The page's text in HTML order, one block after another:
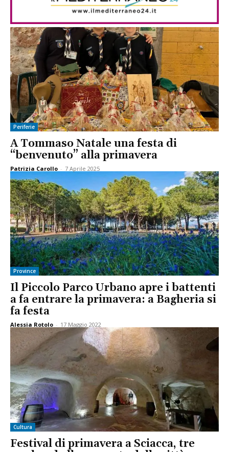
Periferie
A Tommaso Natale una festa di
“benvenuto” alla primavera
Patrizia Carollo - 7 Aprile 2025
Province
Il Piccolo Parco Urbano apre i battenti
a fa entrare la primavera: a Bagheria si
fa festa
Alessia Rotolo - 17 Maggio 2022
Cultura
Festival di primavera a Sciacca, tre